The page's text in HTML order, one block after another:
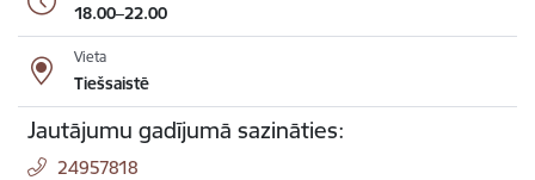
18.00–22.00
Vieta
Tiešsaistē
Jautājumu gadījumā sazināties:
24957818